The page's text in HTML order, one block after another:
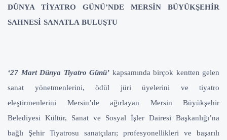
DÜNYA TİYATRO GÜNÜ’NDE MERSİN BÜYÜKŞEHİR
SAHNESİ SANATLA BULUŞTU
‘27 Mart Dünya Tiyatro Günü’ kapsamında birçok kentten gelen
sanat yönetmenlerini, ödül jüri üyelerini ve tiyatro
eleştirmenlerini Mersin’de ağırlayan Mersin Büyükşehir
Belediyesi Kültür, Sanat ve Sosyal İşler Dairesi Başkanlığı’na
bağlı Şehir Tiyatrosu sanatçıları; profesyonellikleri ve başarılı